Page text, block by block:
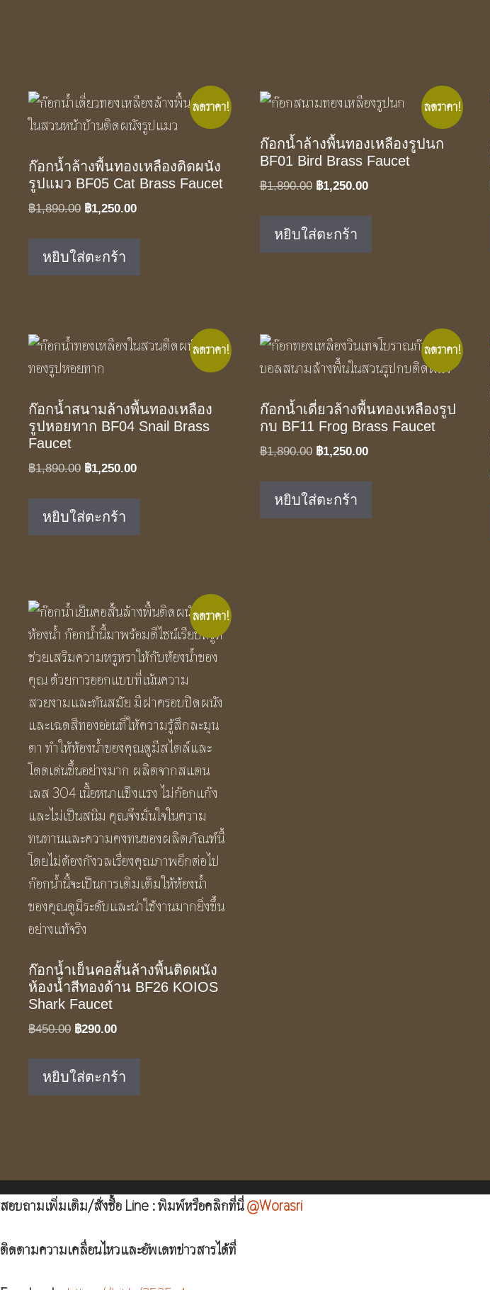
ลดราคา!
ก๊อกน้ำล้างพื้นทองเหลืองติดผนัง
รูปแมว BF05 Cat Brass Faucet
฿1,890.00 Original
฿1,890.00.
฿1,250.00Current
หยิบใส่ตะกร้า
ลดราคา!
ก๊อกน้ำล้างพื้นทองเหลืองรูปนก
BF01 Bird Brass Faucet
฿1,890.00 Original
฿1,890.00.
฿1,250.00Current
หยิบใส่ตะกร้า
ลดราคา!
ก๊อกน้ำสนามล้างพื้นทองเหลือง
รูปหอยทาก BF04 Snail Brass
Faucet
฿1,890.00 Original
฿1,890.00.
฿1,250.00Current
หยิบใส่ตะกร้า
ลดราคา!
ก๊อกน้ำเดี่ยวล้างพื้นทองเหลืองรูป
กบ BF11 Frog Brass Faucet
฿1,890.00 Original
฿1,890.00.
฿1,250.00Current
หยิบใส่ตะกร้า
ลดราคา!
ก๊อกน้ำเย็นคอสั้นล้างพื้นติดผนัง
ห้องน้ำสีทองด้าน BF26 KOIOS
Shark Faucet
฿450.00 Original
was:
฿450.00.
฿290.00Current
฿290.00.
หยิบใส่ตะกร้า
สอบถามเพิ่มเติม/สั่งซื้อ Line : พิมพ์หรือคลิกที่นี่@Worasri
ติดตามความเคลื่อนไหวและอัพเดทข่าวสารได้ที่